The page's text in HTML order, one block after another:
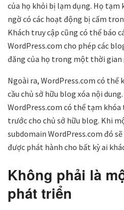
của họ khỏi bị lạm dụng. Họ tạm
ngờ có các hoạt động bị cấm
Khách truy cập cũng có thể báo
WordPress.com cho phép các
đăng của họ trong một thời gian
Ngoài ra, WordPress.com có thể
cầu chủ sở hữu blog xóa nội
WordPress.com có thể tạm
trước cho chủ sở hữu blog. Khi
subdomain WordPress.com đó
được phát hành cho bất kỳ ai
Không phải là
phát triển